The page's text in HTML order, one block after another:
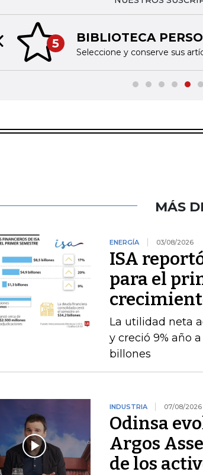
5 BIBLIOTECA
Seleccione y conserve sus
slide
MÁS
ENERGÍA 03/08/2026
ISA
para el
La utilidad neta
y creció 9% año
billones
INDUSTRIA 07/08/2026
Odinsa
Argos
de los